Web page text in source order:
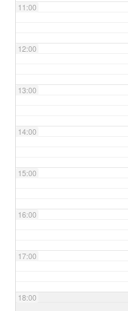
11:00
12:00
13:00
14:00
15:00
16:00
17:00
18:00